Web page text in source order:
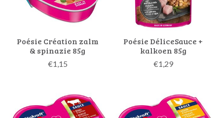
Poésie Création zalm
& spinazie 85g
€1,15
Poésie DéliceSauce +
kalkoen 85g
€1,29